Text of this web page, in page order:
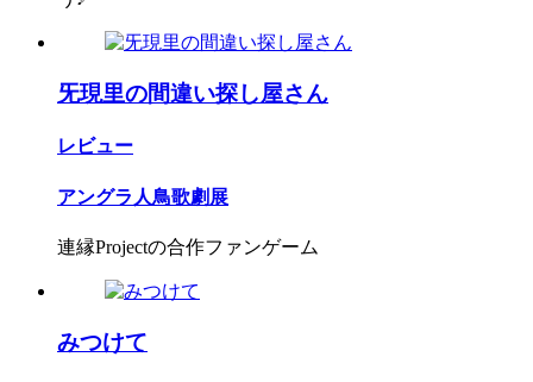
旡現里の間違い探し屋さん
レビュー
アングラ人鳥歌劇展
連縁Projectの合作ファンゲーム
みつけて